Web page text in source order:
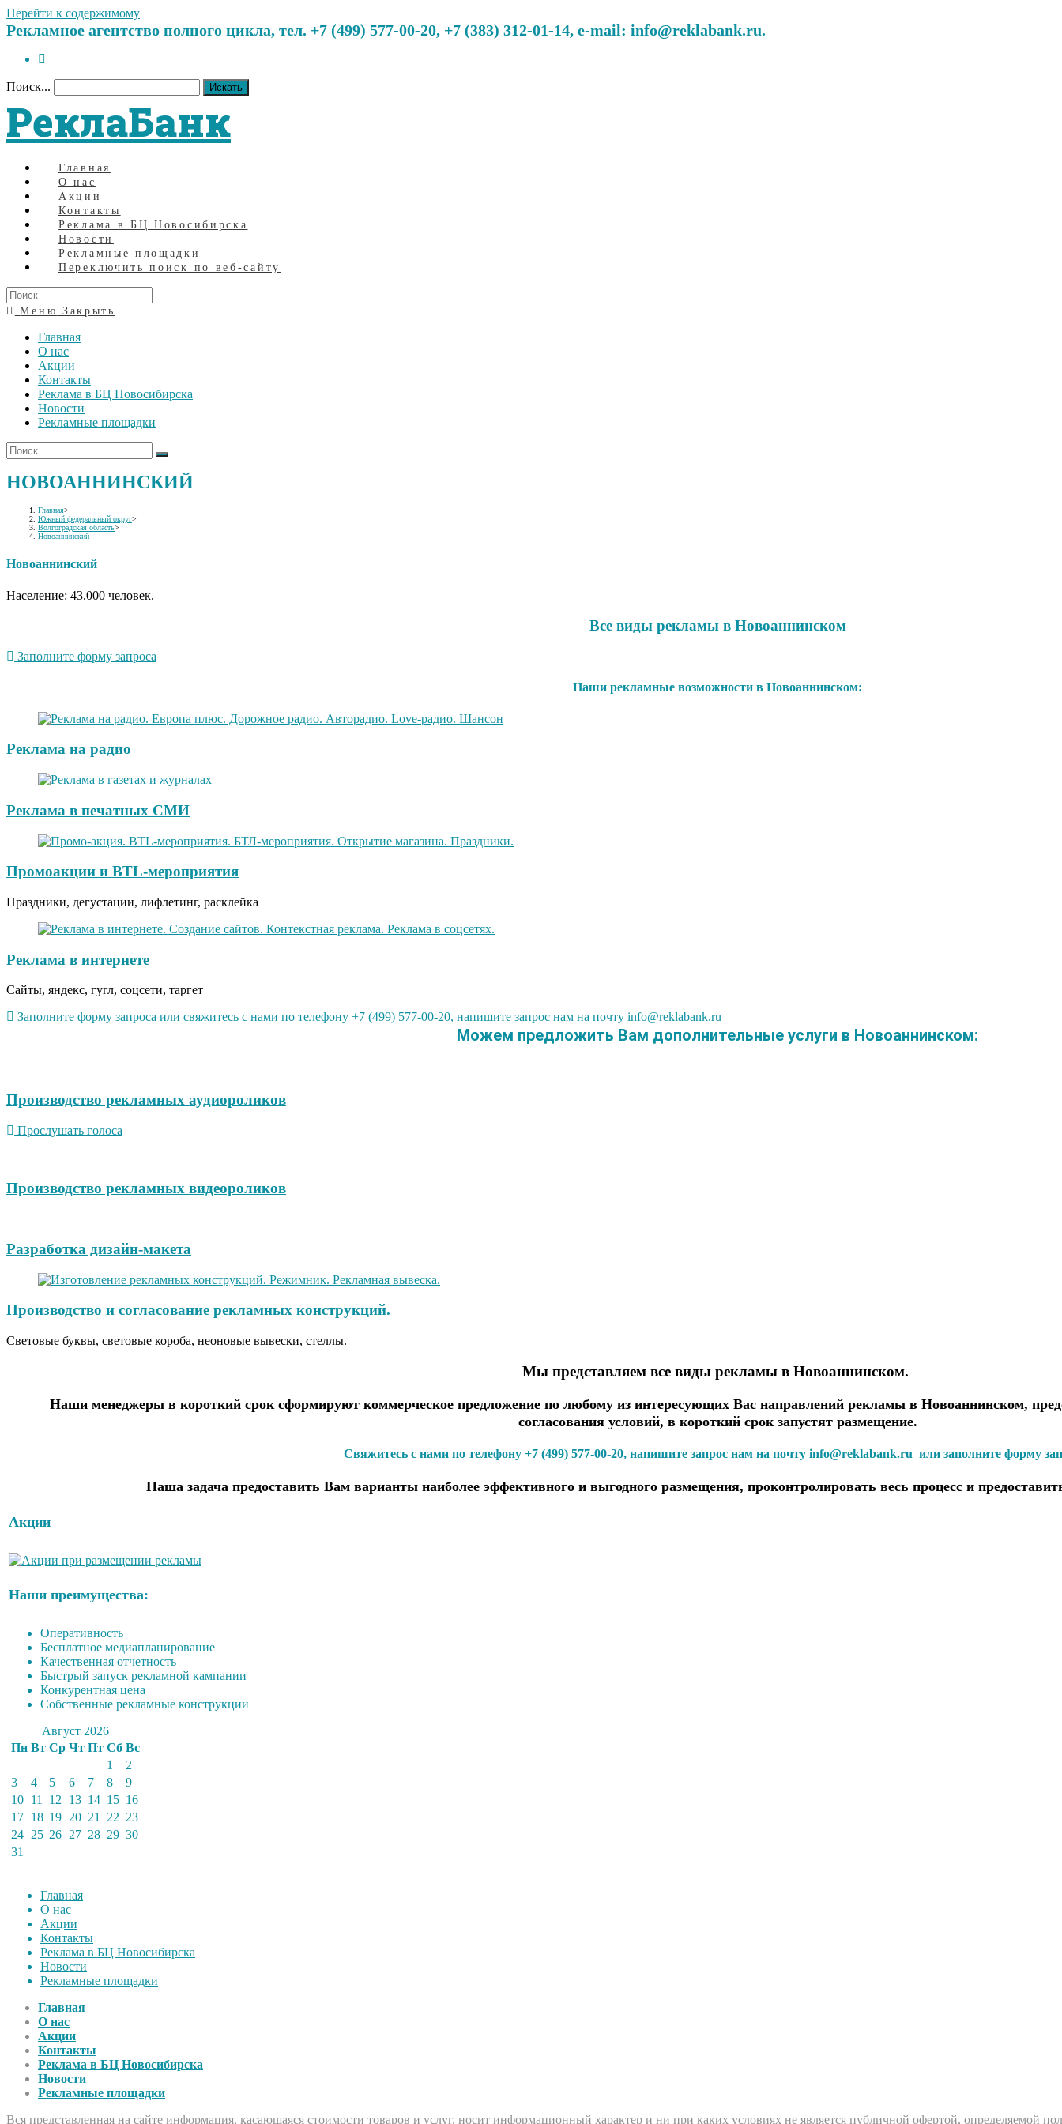
Перейти к содержимому
Рекламное агентство полного цикла, тел. +7 (499) 577-00-20, +7 (383) 312-01-14, e-mail: info@reklabank.ru.
Поиск... Искать
РеклаБанк
Главная
О нас
Акции
Контакты
Реклама в БЦ Новосибирска
Новости
Рекламные площадки
Переключить поиск по веб-сайту
Меню Закрыть
Главная
О нас
Акции
Контакты
Реклама в БЦ Новосибирска
Новости
Рекламные площадки
НОВОАННИНСКИЙ
Главная>
Южный федеральный округ>
Волгоградская область>
Новоаннинский
Новоаннинский
Население: 43.000 человек.
Все виды рекламы в Новоаннинском
Заполните форму запроса
Наши рекламные возможности в Новоаннинском:
Реклама на радио
Реклама в печатных СМИ
Промоакции и BTL-мероприятия
Праздники, дегустации, лифлетинг, расклейка
Реклама в интернете
Сайты, яндекс, гугл, соцсети, таргет
Заполните форму запроса или свяжитесь с нами по телефону +7 (499) 577-00-20, напишите запрос нам на почту info@reklabank.ru
Можем предложить Вам дополнительные услуги в Новоаннинском:
Производство рекламных аудиороликов
Прослушать голоса
Производство рекламных видеороликов
Разработка дизайн-макета
Производство и согласование рекламных конструкций.
Световые буквы, световые короба, неоновые вывески, стеллы.
Мы представляем все виды рекламы в Новоаннинском.
Наши менеджеры в короткий срок сформируют коммерческое предложение по любому из интересующих Вас направлений рекламы в Новоаннинском,
согласования условий, в короткий срок запустят размещение.
Свяжитесь с нами по телефону +7 (499) 577-00-20, напишите запрос нам на почту info@reklabank.ru или заполните форму
Наша задача предоставить Вам варианты наиболее эффективного и выгодного размещения, проконтролировать весь процесс и
Акции
Наши преимущества:
Оперативность
Бесплатное медиапланирование
Качественная отчетность
Быстрый запуск рекламной кампании
Конкурентная цена
Собственные рекламные конструкции
Август 2026
Пн Вт Ср Чт Пт Сб Вс
1
2
3
4 5 6 7 8
9
10 11 12 13 14 15 16
17 18 19 20 21 22 23
24 25 26 27 28 29 30
31
Главная
О нас
Акции
Контакты
Реклама в БЦ Новосибирска
Новости
Рекламные площадки
Главная
О нас
Акции
Контакты
Реклама в БЦ Новосибирска
Новости
Рекламные площадки
Вся представленная на сайте информация, касающаяся стоимости товаров и услуг, носит информационный характер и ни при каких условиях не является публичной офертой, определяемой